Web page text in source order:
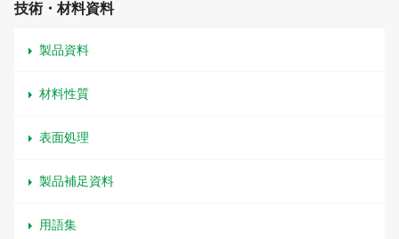
技術・材料資料
製品資料
材料性質
表面処理
製品補足資料
用語集